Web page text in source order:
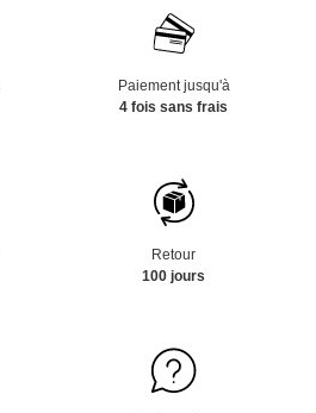
Paiement jusqu'à
4 fois sans frais
Retour
100 jours